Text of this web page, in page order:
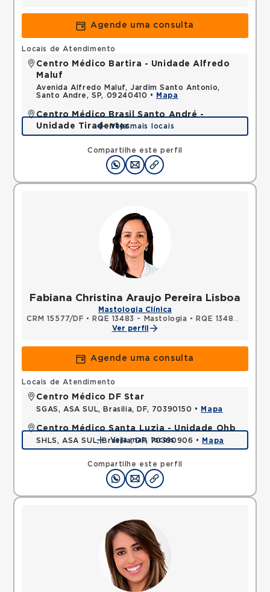
Agende uma consulta
Compartilhe este perfil
Locais de Atendimento
Centro Médico Bartira - Unidade Alfredo
Maluf
Avenida Alfredo Maluf, Jardim Santo Antonio,
Santo Andre, SP, 09240410 •
Mapa
Centro Médico Brasil Santo André -
Unidade Tiradentes
Rua Tiradentes, Vila Dora, Santo Andre, SP,
09030560 •Mapa
Veja mais locais
Fabiana Christina Araujo Pereira Lisboa
Mastologia Clínica
CRM 15577/DF • RQE 13483 - Mastologia •
RQE 13484 - Ginecologia e obstetrícia
Ver perfil
Agende uma consulta
Compartilhe este perfil
Locais de Atendimento
Centro Médico DF Star
SGAS, ASA SUL, Brasilia, DF, 70390150 • Mapa
Centro Médico Santa Luzia - Unidade Ohb
SHLS, ASA SUL, Brasilia, DF, 70390906 • Mapa
Veja mais locais